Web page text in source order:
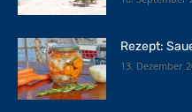
Rezept:
13. Dezember